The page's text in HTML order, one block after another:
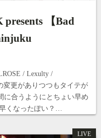
【Bad
/ Lexulty /
変更がありつつもタイテが
に合うようにとちょい早め
くなったぽい？…
LIVE